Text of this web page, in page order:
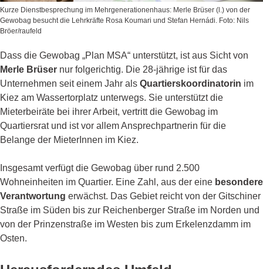
Kurze Dienstbesprechung im Mehrgenerationenhaus: Merle Brüser (l.) von der
Gewobag besucht die Lehrkräfte Rosa Koumari und Stefan Hernádi. Foto: Nils
Bröer/raufeld
Dass die Gewobag „Plan MSA“ unterstützt, ist aus Sicht von
Merle Brüser nur folgerichtig. Die 28-jährige ist für das
Unternehmen seit einem Jahr als Quartierskoordinatorin im
Kiez am Wassertorplatz unterwegs. Sie unterstützt die
Mieterbeiräte bei ihrer Arbeit, vertritt die Gewobag im
Quartiersrat und ist vor allem Ansprechpartnerin für die
Belange der MieterInnen im Kiez.
Insgesamt verfügt die Gewobag über rund 2.500
Wohneinheiten im Quartier. Eine Zahl, aus der eine besondere
Verantwortung erwächst. Das Gebiet reicht von der Gitschiner
Straße im Süden bis zur Reichenberger Straße im Norden und
von der Prinzenstraße im Westen bis zum Erkelenzdamm im
Osten.